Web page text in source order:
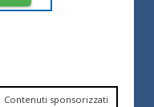
Contenuti sponsorizzati